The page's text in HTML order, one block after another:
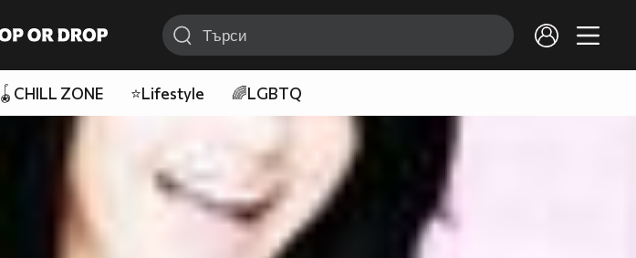
🪀CHILL ZONE ⭐Lifestyle 🌈LGBTQ